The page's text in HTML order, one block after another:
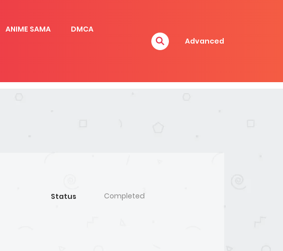
ANIME SAMA DMCA
Advanced
Status Completed